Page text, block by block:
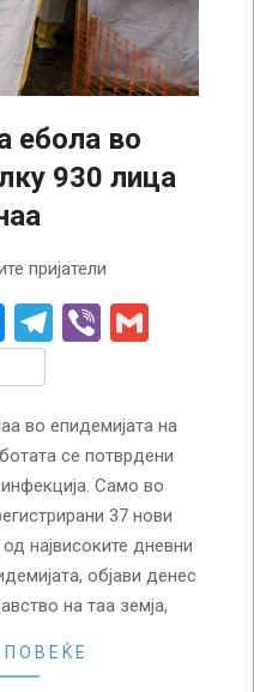
ебола во
930 лица
пријатели
Messenger
Telegram
Viber
во епидемијата на
се потврдени
Само во
37 нови
највисоките дневни
објави денес
на таа земја,